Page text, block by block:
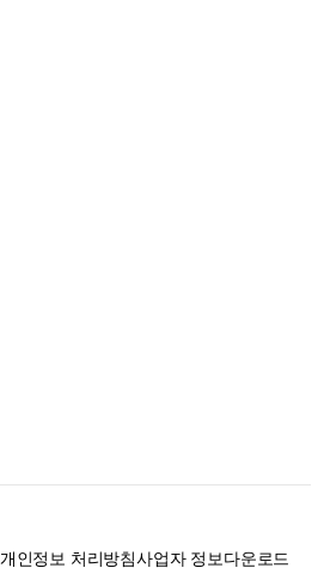
개인정보 처리방침사업자 정보다운로드